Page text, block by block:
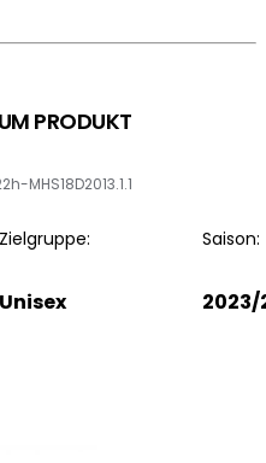
PRODUKT
MHS18D2013.1.1
Zielgruppe:
Unisex
Saison:
2023/